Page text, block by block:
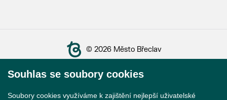
© 2026 Město Břeclav
Souhlas se soubory cookies
Soubory cookies využíváme k zajištění nejlepší uživatelské